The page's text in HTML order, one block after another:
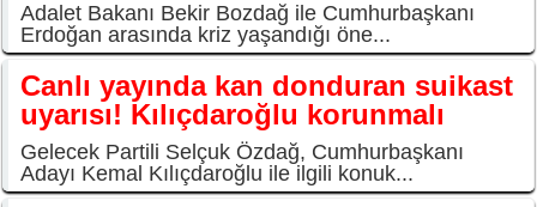
Adalet Bakanı Bekir Bozdağ ile Cumhurbaşkanı
Erdoğan arasında kriz yaşandığı öne...
Canlı yayında kan donduran suikast
uyarısı! Kılıçdaroğlu korunmalı
Gelecek Partili Selçuk Özdağ, Cumhurbaşkanı
Adayı Kemal Kılıçdaroğlu ile ilgili konuk...